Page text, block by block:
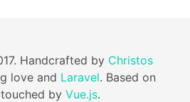
Handcrafted by Christos
love and Laravel. Based on
by Vue.js.